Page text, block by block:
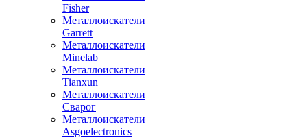
Fisher
Металлоискатели
Garrett
Металлоискатели
Minelab
Металлоискатели
Tianxun
Металлоискатели
Сварог
Металлоискатели
Asgoelectronics